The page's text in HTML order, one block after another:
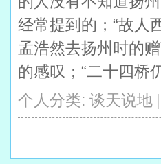
经常提到的；“故人
孟浩然去扬州时的
的感叹；“二十四桥
个人分类: 谈天说地 |